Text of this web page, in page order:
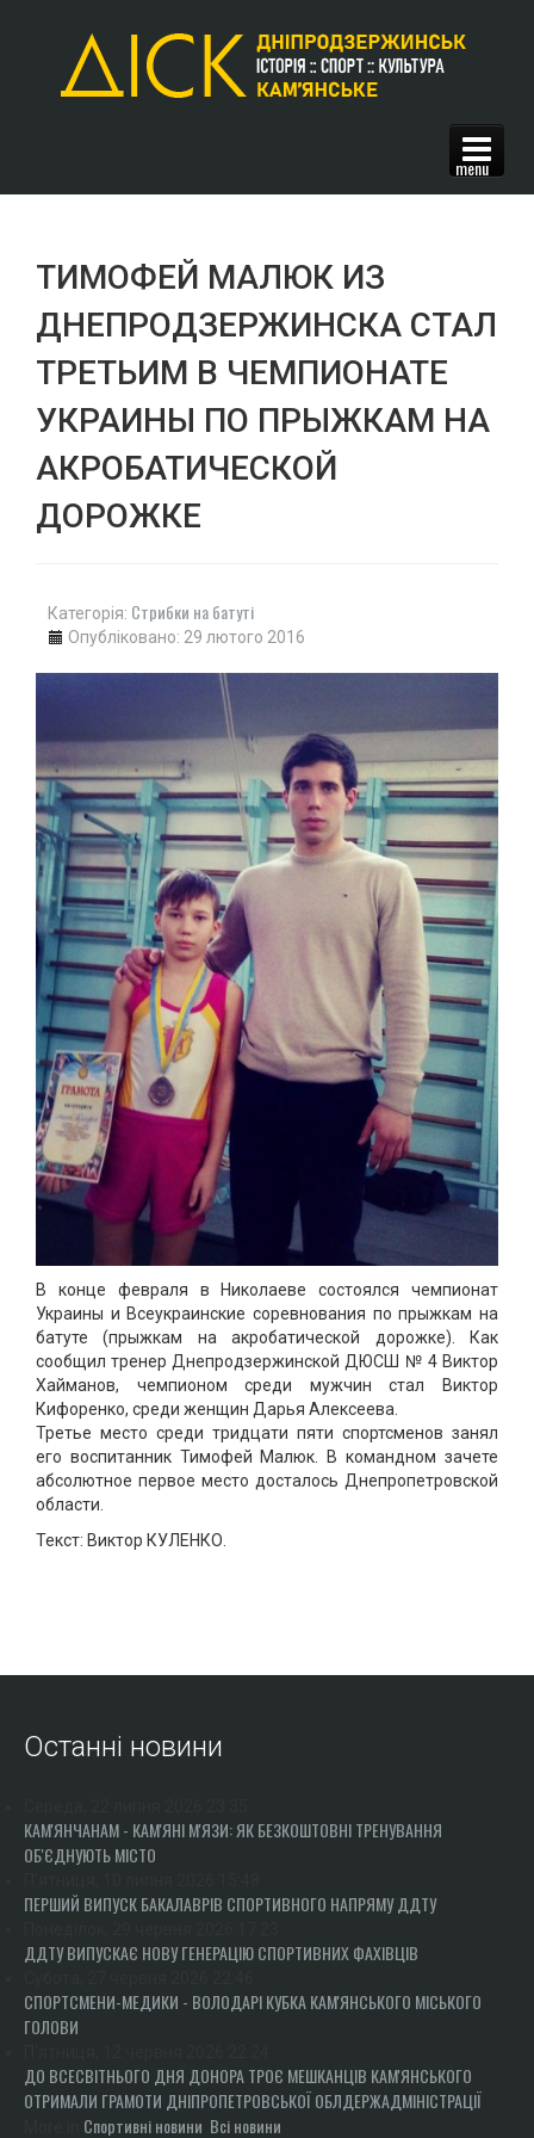
ІГРОВІ (З М'ЯЧЕМ) ВИДИ
ФУТБОЛ
МІНІ-ФУТБОЛ
БАСКЕТБОЛ
ВОЛЕЙБОЛ
ГАНДБОЛ
ТЕХНІЧНІ ВИДИ
АВІАСПОРТ
ФЕХТУВАННЯ ІСТОРИЧНЕ
СУДНОМОДЕЛІЗМ
СИЛОВІ ВИДИ
ВАЖКА АТЛЕТИКА
ПАУЕРЛІФТИНГ
ГИРЬОВИЙ СПОРТ
ЄДИНОБОРСТВА
ТХЕКВОНДО
БОКС
КІКБОКСИНГ
ДЗЮДО
ВІЛЬНА БОРОТЬБА
КАРАТЕ
АЙКІДО
ФРІФАЙТ
ХАПКІДО
КОМБАТАН
ЛЕГКА АТЛЕТИКА
БІГ
ХОДЬБА
СТРИБКИ ТА МЕТАННЯ
ТЕНІС
НАСТІЛЬНИЙ
ГРЕБЛЯ
ГІМНАСТИКА
ХУДОЖНЯ
СПОРТИВНА
СТРИБКИ НА БАТУТІ
ЗИМОВІ ВОДИ
ХОКЕЙ
ФІГУРНЕ КАТАННЯ
ФІГУРНЕ КАТАННЯ НА РОЛИКОВИХ КОВЗАНАХ
ТИМОФЕЙ МАЛЮК ИЗ
ДНЕПРОДЗЕРЖИНСКА СТАЛ
ТРЕТЬИМ В ЧЕМПИОНАТЕ
УКРАИНЫ ПО ПРЫЖКАМ НА
АКРОБАТИЧЕСКОЙ
ДОРОЖКЕ
Категорія: Стрибки на батуті
Опубліковано: 29 лютого 2016
В конце февраля в Николаеве состоялся чемпионат
Украины и Всеукраинские соревнования по прыжкам на
батуте (прыжкам на акробатической дорожке). Как
сообщил тренер Днепродзержинской ДЮСШ № 4 Виктор
Хайманов, чемпионом среди мужчин стал Виктор
Кифоренко, среди женщин Дарья Алексеева.
Третье место среди тридцати пяти спортсменов занял
его воспитанник Тимофей Малюк. В командном зачете
абсолютное первое место досталось Днепропетровской
области.
Текст: Виктор КУЛЕНКО.
Останні новини
КАМ'ЯНЧАНАМ - КАМ'ЯНІ М'ЯЗИ: ЯК БЕЗКОШТОВНІ ТРЕНУВАННЯ
ОБ'ЄДНУЮТЬ МІСТО
ПЕРШИЙ ВИПУСК БАКАЛАВРІВ СПОРТИВНОГО НАПРЯМУ ДДТУ
ДДТУ ВИПУСКАЄ НОВУ ГЕНЕРАЦІЮ СПОРТИВНИХ ФАХІВЦІВ
СПОРТСМЕНИ-МЕДИКИ - ВОЛОДАРІ КУБКА КАМ'ЯНСЬКОГО МІСЬКОГО
ГОЛОВИ
ДО ВСЕСВІТНЬОГО ДНЯ ДОНОРА ТРОЄ МЕШКАНЦІВ КАМ'ЯНСЬКОГО
ОТРИМАЛИ ГРАМОТИ ДНІПРОПЕТРОВСЬКОЇ ОБЛДЕРЖАДМІНІСТРАЦІЇ
Спортивні новини Всі новини